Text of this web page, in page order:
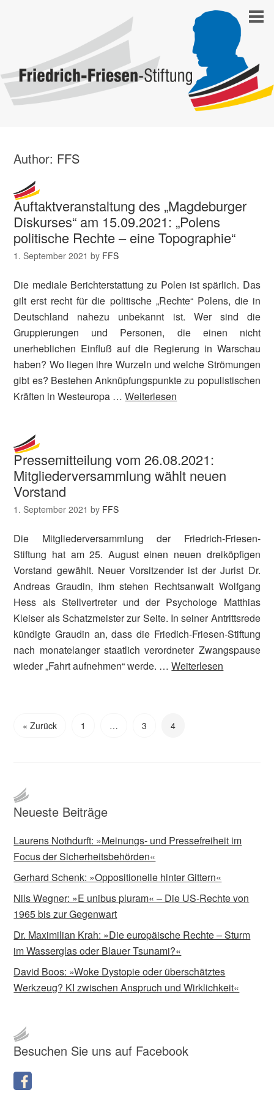
Author: FFS
Auftaktveranstaltung des „Magdeburger
Diskurses“ am 15.09.2021: „Polens
politische Rechte – eine Topographie“
1. September 2021 by FFS
Die mediale Berichterstattung zu Polen ist spärlich. Das
gilt erst recht für die politische „Rechte“ Polens, die in
Deutschland nahezu unbekannt ist. Wer sind die
Gruppierungen und Personen, die einen nicht
unerheblichen Einfluß auf die Regierung in Warschau
haben? Wo liegen ihre Wurzeln und welche Strömungen
gibt es? Bestehen Anknüpfungspunkte zu populistischen
Kräften in Westeuropa …Weiterlesen
Pressemitteilung vom 26.08.2021:
Mitgliederversammlung wählt neuen
Vorstand
1. September 2021 by FFS
Die Mitgliederversammlung der Friedrich-Friesen-
Stiftung hat am 25. August einen neuen dreiköpfigen
Vorstand gewählt. Neuer Vorsitzender ist der Jurist Dr.
Andreas Graudin, ihm stehen Rechtsanwalt Wolfgang
Hess als Stellvertreter und der Psychologe Matthias
Kleiser als Schatzmeister zur Seite. In seiner Antrittsrede
kündigte Graudin an, dass die Friedich-Friesen-Stiftung
nach monatelanger staatlich verordneter Zwangspause
wieder „Fahrt aufnehmen“ werde. …Weiterlesen
« Zurück 1 … 3 4
Neueste Beiträge
Laurens Nothdurft: »Meinungs- und Pressefreiheit im
Focus der Sicherheitsbehörden«
Gerhard Schenk: »Oppositionelle hinter Gittern«
Nils Wegner: »E unibus pluram« – Die US-Rechte von
1965 bis zur Gegenwart
Dr. Maximilian Krah: »Die europäische Rechte – Sturm
im Wasserglas oder Blauer Tsunami?«
David Boos: »Woke Dystopie oder überschätztes
Werkzeug? KI zwischen Anspruch und Wirklichkeit«
Besuchen Sie uns auf Facebook